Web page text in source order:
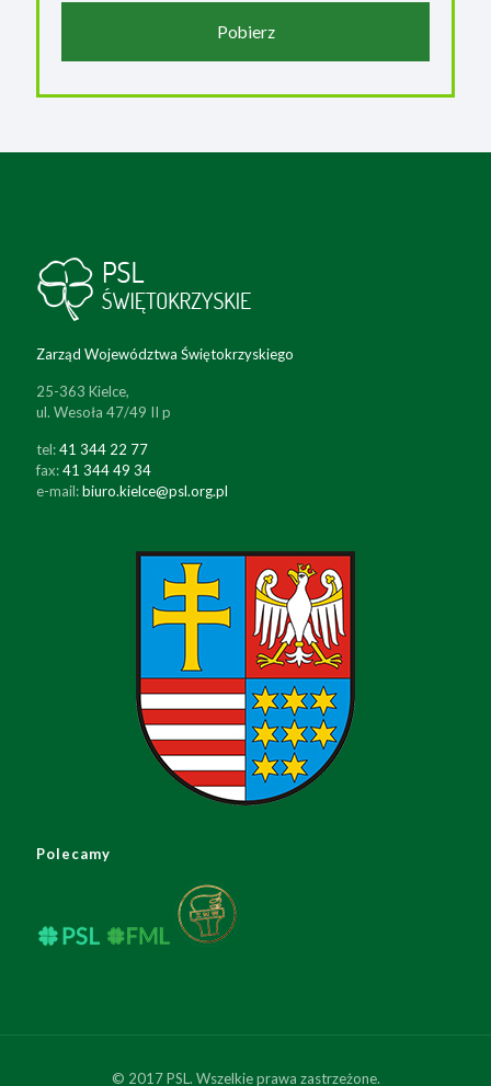
Pobierz
Zarząd Województwa Świętokrzyskiego
25-363 Kielce,
ul. Wesoła 47/49 II p
tel:41 344 22 77
fax:41 344 49 34
e-mail:biuro.kielce@psl.org.pl
Polecamy
© 2017 PSL. Wszelkie prawa zastrzeżone.